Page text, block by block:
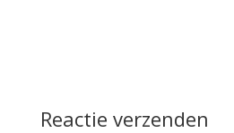
Reactie verzenden